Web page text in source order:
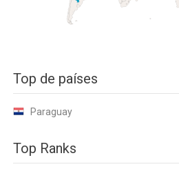
Top de países
Paraguay
Top Ranks